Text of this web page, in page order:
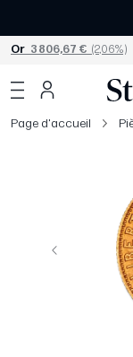
Or 3 806,67 € (2,06%)
Page d'accueil
Précédent